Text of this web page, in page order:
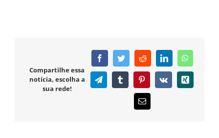
Compartilhe essa
notícia, escolha a
sua rede!
FacebookTwitterRedditLinkedIn
TelegramTumblr PinterestVk Xing
E-
mail